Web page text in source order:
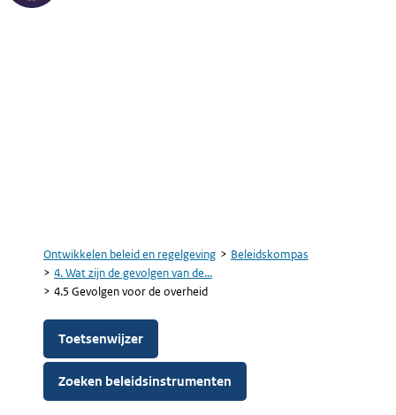
Kruimelpad
Ontwikkelen beleid en regelgeving
Beleidskompas
4. Wat zijn de gevolgen van de...
4.5 Gevolgen voor de overheid
Toetsenwijzer
Zoeken beleidsinstrumenten